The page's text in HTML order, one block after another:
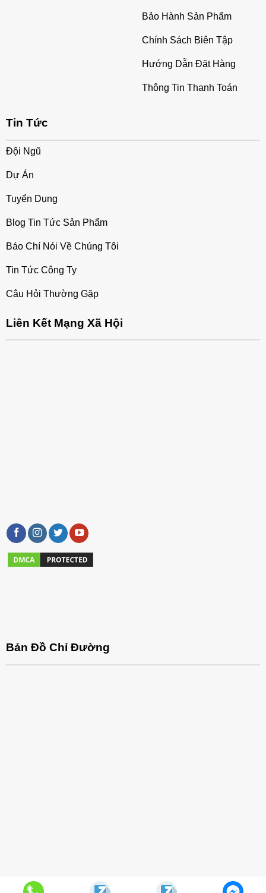
Bảo Hành Sản Phẩm
Chính Sách Biên Tập
Hướng Dẫn Đặt Hàng
Thông Tin Thanh Toán
Tin Tức
Đội Ngũ
Dự Án
Tuyển Dụng
Blog Tin Tức Sản Phẩm
Báo Chí Nói Về Chúng Tôi
Tin Tức Công Ty
Câu Hỏi Thường Gặp
Liên Kết Mạng Xã Hội
Bản Đồ Chỉ Đường